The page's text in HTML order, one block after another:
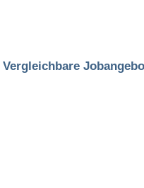
Vergleichbare